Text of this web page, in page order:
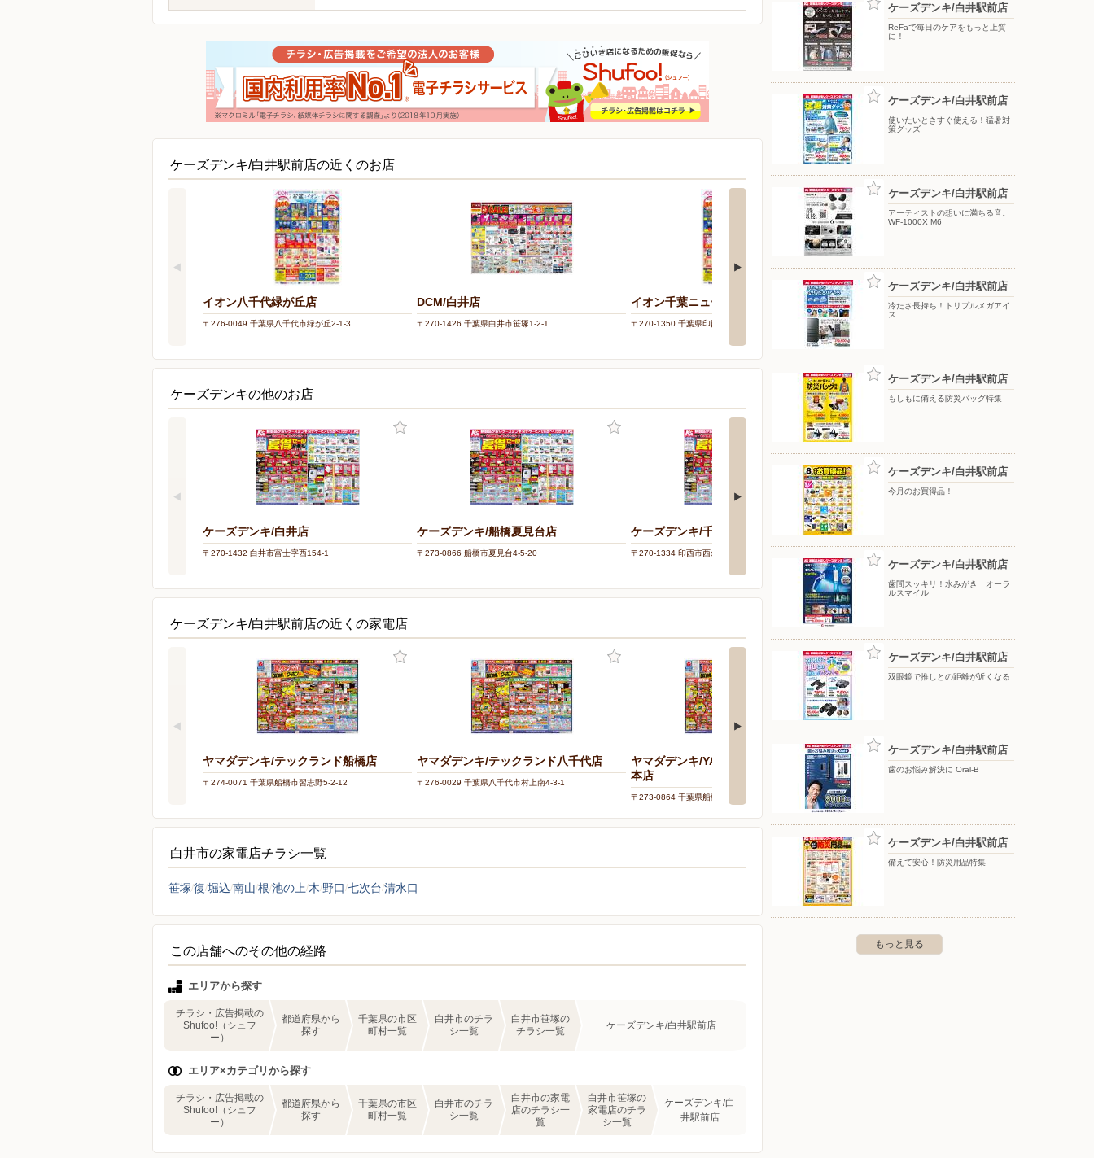
ケーズデンキ/白井駅前店の近くのお店
イオン八千代緑が丘店
〒276-0049 千葉県八千代市緑が丘2-1-3
DCM/白井店
〒270-1426 千葉県白井市笹塚1-2-1
イオン千葉ニュータウン店
〒270-1350 千葉県印西市中央北3-1-1
DCM/串崎店
〒270-2216 千葉県松戸市串崎新田218-6
ケーズデンキの他のお店
ケーズデンキ/白井店
〒270-1432 白井市富士字西154-1
ケーズデンキ/船橋夏見台店
〒273-0866 船橋市夏見台4-5-20
ケーズデンキ/千葉ニュータウン店
〒270-1334 印西市西の原3-2-1
ケーズデンキ/我孫子店
〒270-1152 我孫子市寿2-24-21
ケーズデンキ/白井駅前店の近くの家電店
ヤマダデンキ/テックランド船橋店
〒274-0071 千葉県船橋市習志野5-2-12
ヤマダデンキ/テックランド八千代店
〒276-0029 千葉県八千代市村上南4-3-1
ヤマダデンキ/YAMADA web.com 船橋
本店
〒273-0864 千葉県船橋市北本町2-58-5
デンキチ/流山店
〒270-0143 千葉県流山市向小金1-241-1
白井市の家電店チラシ一覧
笹塚 復 堀込 南山 根 池の上 木 野口 七次台 清水口
この店舗へのその他の経路
エリアから探す
チラシ・広告掲載の
Shufoo!（シュフ
ー）
都道府県から
探す
千葉県の市区
町村一覧
白井市のチラ
シ一覧
白井市笹塚の
チラシ一覧
ケーズデンキ/白井駅前店
エリア×カテゴリから探す
チラシ・広告掲載の
Shufoo!（シュフ
ー）
都道府県から
探す
千葉県の市区
町村一覧
白井市のチラ
シ一覧
白井市の家電
店のチラシ一
覧
白井市笹塚の
家電店のチラ
シ一覧
ケーズデンキ/白
井駅前店
ケーズデンキ/白井駅前店
ReFaで毎日のケアをもっと上質
に！
ケーズデンキ/白井駅前店
使いたいときすぐ使える！猛暑対
策グッズ
ケーズデンキ/白井駅前店
アーティストの想いに満ちる音。
WF-1000X M6
ケーズデンキ/白井駅前店
冷たさ長持ち！トリプルメガアイ
ス
ケーズデンキ/白井駅前店
もしもに備える防災バッグ特集
ケーズデンキ/白井駅前店
今月のお買得品！
ケーズデンキ/白井駅前店
歯間スッキリ！水みがき オーラ
ルスマイル
ケーズデンキ/白井駅前店
双眼鏡で推しとの距離が近くなる
ケーズデンキ/白井駅前店
歯のお悩み解決に Oral-B
ケーズデンキ/白井駅前店
備えて安心！防災用品特集
もっと見る